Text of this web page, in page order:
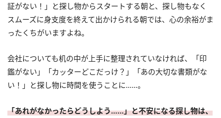
証がない！」と探し物からスタートする朝と、探し物もなく
スムーズに身支度を終えて出かけられる朝では、心の余裕がま
ったくちがいますよね。
会社についても机の中が上手に整理されていなければ、「印
鑑がない」「カッターどこだっけ？」「あの大切な書類がな
い！」と探し物に時間を使うことに……。
「あれがなかったらどうしよう……」と不安になる探し物は、